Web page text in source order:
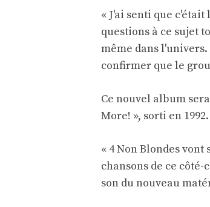
« J'ai senti que
questions à ce sujet
même dans
confirmer que le
Ce nouvel album
More! », sorti en 1992.
« 4 Non Blondes
chansons de ce
son du nouveau